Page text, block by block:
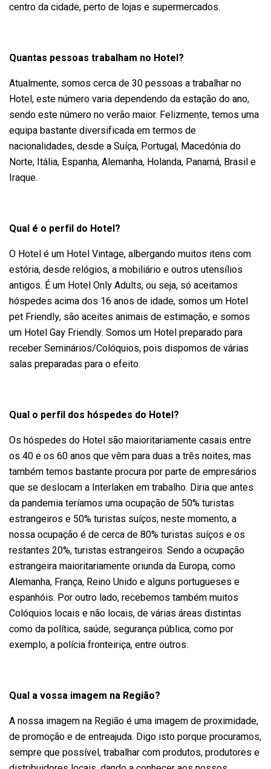
centro da cidade, perto de lojas e supermercados.
Quantas pessoas trabalham no Hotel?
Atualmente, somos cerca de 30 pessoas a trabalhar no
Hotel, este número varia dependendo da estação do ano,
sendo este número no verão maior. Felizmente, temos uma
equipa bastante diversificada em termos de
nacionalidades, desde a Suíça, Portugal, Macedónia do
Norte, Itália, Espanha, Alemanha, Holanda, Panamá, Brasil e
Iraque.
Qual é o perfil do Hotel?
O Hotel é um Hotel Vintage, albergando muitos itens com
estória, desde relógios, a mobiliário e outros utensílios
antigos. É um Hotel Only Adults, ou seja, só aceitamos
hóspedes acima dos 16 anos de idade, somos um Hotel
pet Friendly, são aceites animais de estimação, e somos
um Hotel Gay Friendly. Somos um Hotel preparado para
receber Seminários/Colóquios, pois dispomos de várias
salas preparadas para o efeito.
Qual o perfil dos hóspedes do Hotel?
Os hóspedes do Hotel são maioritariamente casais entre
os 40 e os 60 anos que vêm para duas a três noites, mas
também temos bastante procura por parte de empresários
que se deslocam a Interlaken em trabalho. Diria que antes
da pandemia teríamos uma ocupação de 50% turistas
estrangeiros e 50% turistas suíços, neste momento, a
nossa ocupação é de cerca de 80% turistas suíços e os
restantes 20%, turistas estrangeiros. Sendo a ocupação
estrangeira maioritariamente oriunda da Europa, como
Alemanha, França, Reino Unido e alguns portugueses e
espanhóis. Por outro lado, recebemos também muitos
Colóquios locais e não locais, de várias áreas distintas
como da política, saúde, segurança pública, como por
exemplo, a polícia fronteiriça, entre outros.
Qual a vossa imagem na Região?
A nossa imagem na Região é uma imagem de proximidade,
de promoção e de entreajuda. Digo isto porque procuramos,
sempre que possível, trabalhar com produtos, produtores e